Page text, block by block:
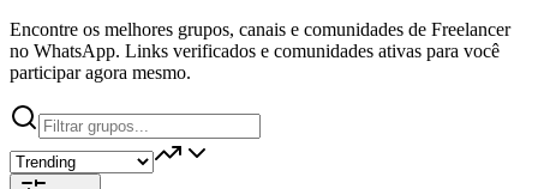
Encontre os melhores grupos, canais e comunidades de Freelancer
no WhatsApp. Links verificados e comunidades ativas para você
participar agora mesmo.